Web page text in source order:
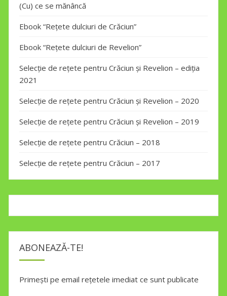
(Cu) ce se mănâncă
Ebook “Rețete dulciuri de Crăciun”
Ebook “Rețete dulciuri de Revelion”
Selecție de rețete pentru Crăciun și Revelion – ediția
2021
Selecție de rețete pentru Crăciun și Revelion – 2020
Selecție de rețete pentru Crăciun și Revelion – 2019
Selecție de rețete pentru Crăciun – 2018
Selecție de rețete pentru Crăciun – 2017
ABONEAZĂ-TE!
Primești pe email rețetele imediat ce sunt publicate